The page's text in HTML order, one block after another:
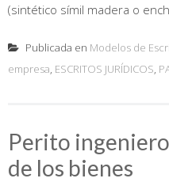
(sintético símil madera o
Publicada en Modelos de
empresa, ESCRITOS JURÍDICOS,
Perito
de los bienes